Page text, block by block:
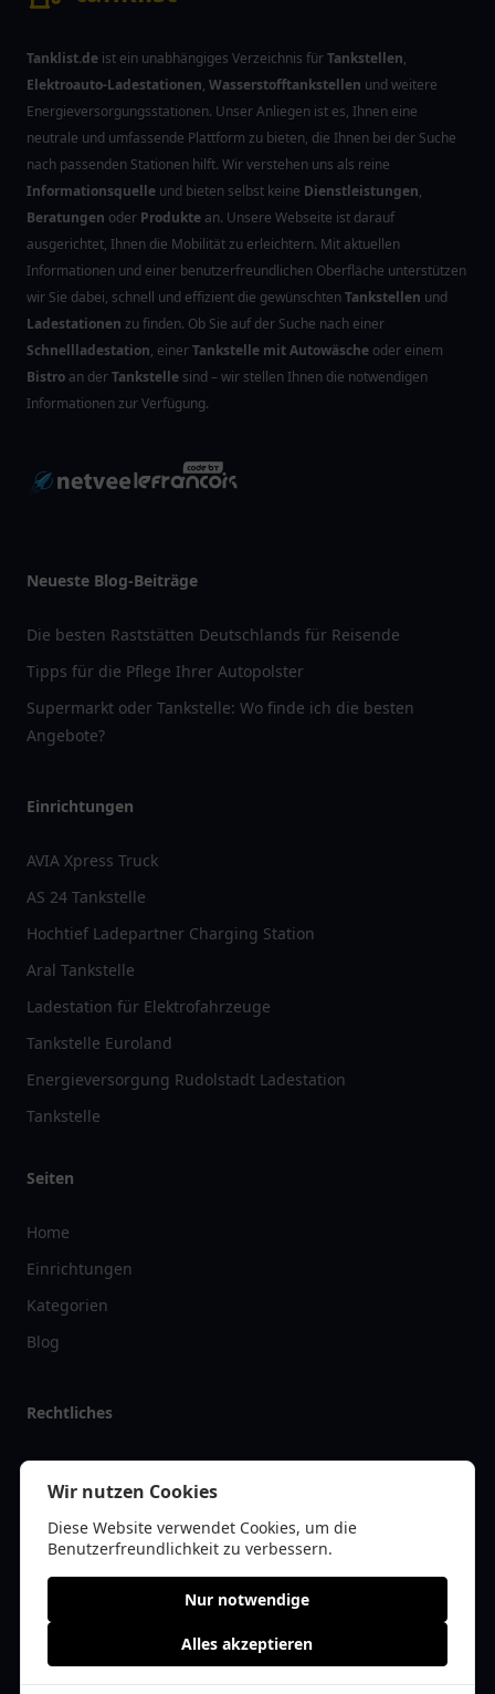
Tanklist.de ist ein unabhängiges Verzeichnis fürTankstellen,
Elektroauto-Ladestationen, Wasserstofftankstellen und weitere
Energieversorgungsstationen. Unser Anliegen ist es, Ihnen eine
neutrale und umfassende Plattform zu bieten, die Ihnen bei der Suche
nach passenden Stationen hilft. Wir verstehen uns als reine
Informationsquelle und bieten selbst keine Dienstleistungen,
Beratungen oder Produkte an. Unsere Webseite ist darauf
ausgerichtet, Ihnen die Mobilität zu erleichtern. Mit aktuellen
Informationen und einer benutzerfreundlichen Oberfläche unterstützen
wir Sie dabei, schnell und effizient die gewünschtenTankstellen und
Ladestationen zu finden. Ob Sie auf der Suche nach einer
Schnellladestation, einerTankstelle mit Autowäsche oder einem
Bistro an derTankstelle sind – wir stellen Ihnen die notwendigen
Informationen zur Verfügung.
Neueste Blog-Beiträge
Die besten Raststätten Deutschlands für Reisende
Tipps für die Pflege Ihrer Autopolster
Supermarkt oder Tankstelle: Wo finde ich die besten
Angebote?
Einrichtungen
AVIA Xpress Truck
AS 24 Tankstelle
Hochtief Ladepartner Charging Station
Aral Tankstelle
Ladestation für Elektrofahrzeuge
Tankstelle Euroland
Energieversorgung Rudolstadt Ladestation
Tankstelle
Seiten
Home
Einrichtungen
Kategorien
Blog
Rechtliches
Impressum
Datenschutz
Kontakt
© 2026 tanklist.de | Alle Rechte vorbehalten | * =Affiliate-Links /
Wir nutzen Cookies
Diese Website verwendet Cookies, um die
Benutzerfreundlichkeit zu verbessern.
Nur notwendige
Alles akzeptieren